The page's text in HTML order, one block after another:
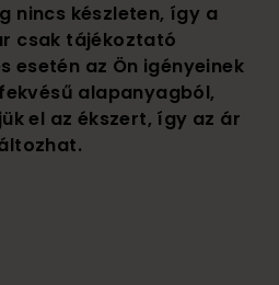
nincs készleten, így a
csak tájékoztató
esetén az Ön igényeinek
alapanyagból,
el az ékszert, így az ár